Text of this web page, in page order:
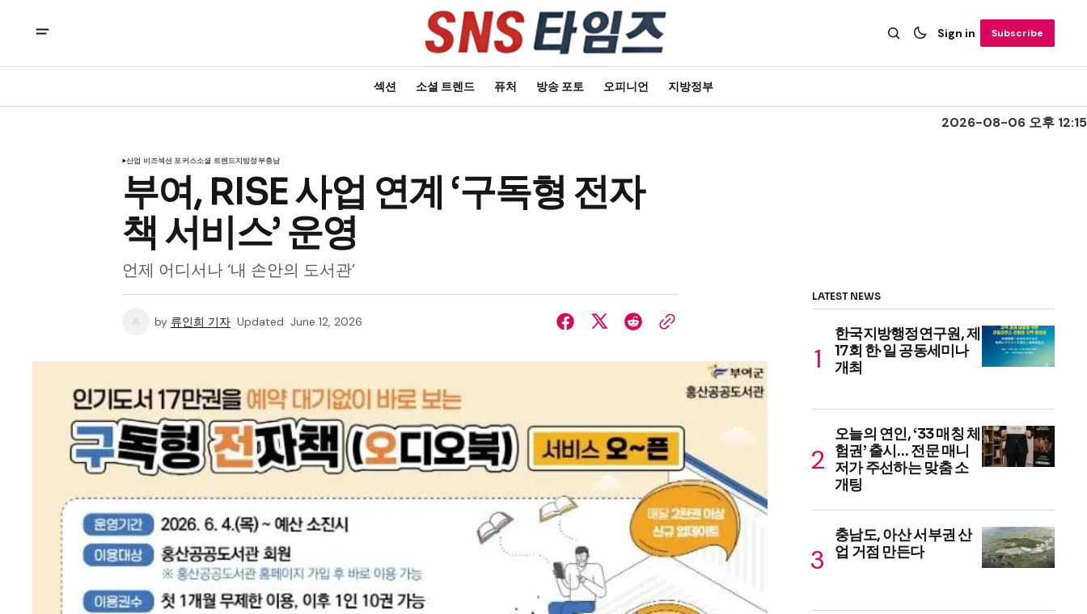
Sign in Subscribe
섹션 소셜 트렌드 퓨처 방송 포토 오피니언 지방정부
2026-08-06 오후 12:15
산업 비즈섹션 포커스소셜 트렌드지방정부충남
부여, RISE 사업 연계 ‘구독형 전자
책 서비스’ 운영
언제 어디서나 ‘내 손안의 도서관’
by 류인희 기자 Updated June 12, 2026
LATEST NEWS
한국지방행정연구원, 제
17회 한·일 공동세미나
개최
오늘의 연인, ‘33 매칭 체
험권’ 출시… 전문 매니
저가 주선하는 맞춤 소
개팅
충남도, 아산 서부권 산
업 거점 만든다